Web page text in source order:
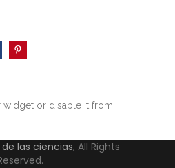
widget or disable it from
de las ciencias, All Rights